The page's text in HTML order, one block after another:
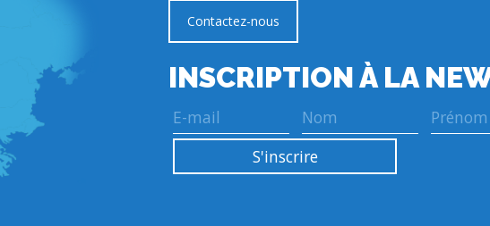
Contactez-nous
INSCRIPTION À LA